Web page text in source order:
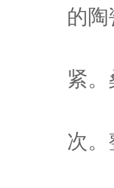
的
紧
次